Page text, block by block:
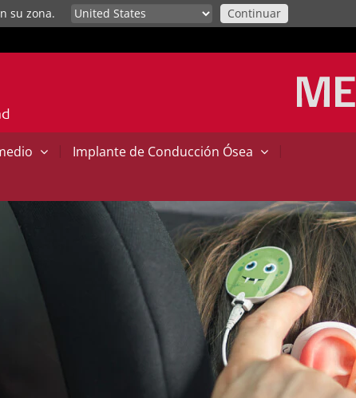
su zona. Continuar
| Implante de Conducción Ósea
|